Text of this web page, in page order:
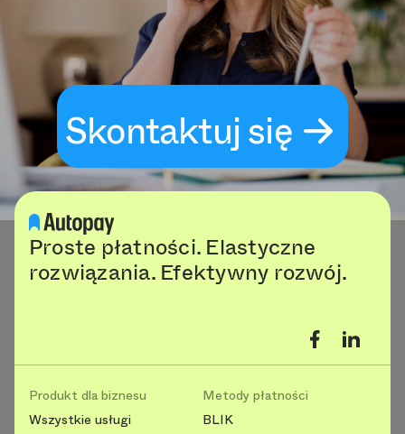
Skontaktuj się
Proste płatności. Elastyczne
rozwiązania. Efektywny rozwój.
Produkt dla biznesu
Wszystkie usługi
Metody płatności
BLIK